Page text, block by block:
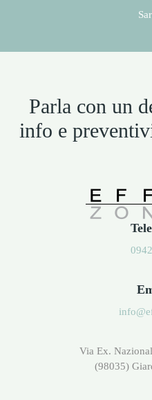
Parla con un
info e
Via Ex.
(98035)